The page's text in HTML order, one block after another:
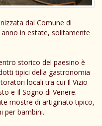
dal Comune di
in estate, solitamente
storico del paesino è
tipici della gastronomia
locali tra cui Il Vizio
e Il Sogno di Venere.
mostre di artiginato tipico,
per bambini.